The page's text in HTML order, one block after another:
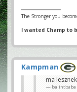
The Stronger you
I wanted Champ to
Kampman
ma
balintbaba